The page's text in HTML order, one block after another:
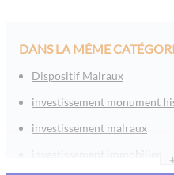
DANS LA MÊME
Dispositif Malraux
investissement monument
investissement malraux